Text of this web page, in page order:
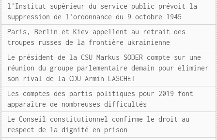
l'Institut supérieur du service public prévoit la
suppression de l'ordonnance du 9 octobre 1945
Paris, Berlin et Kiev appellent au retrait des
troupes russes de la frontière ukrainienne
Le président de la CSU Markus SODER compte sur une
réunion du groupe parlementaire demain pour éliminer
son rival de la CDU Armin LASCHET
Les comptes des partis politiques pour 2019 font
apparaître de nombreuses difficultés
Le Conseil constitutionnel confirme le droit au
respect de la dignité en prison